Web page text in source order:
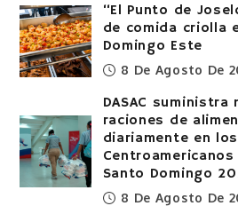
“El Punto de
de comida criolla
Domingo Este
8 De Agosto De
DASAC
raciones de
diariamente en los
Santo Domingo
8 De Agosto De